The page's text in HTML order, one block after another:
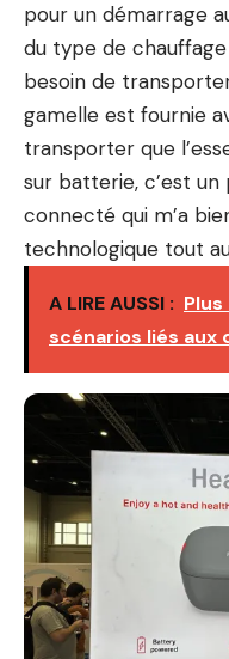
pour un démarrage
du type de
besoin de
gamelle est fournie
transporter que
sur batterie, c’est
connecté qui m’a
technologique tout
A LIRE AUSSI :
scénarios liés